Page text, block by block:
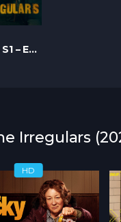
The Irregulars S1 – Epizoda 08
Irregulars
HD